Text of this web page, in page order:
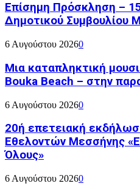
Επίσημη Πρόσκληση –
Δημοτικού Συμβουλίου
6 Αυγούστου 20260
Μια καταπληκτική
Bouka Beach – στην
6 Αυγούστου 20260
20ή επετειακή
Εθελοντών Μεσσήνης
Όλους»
6 Αυγούστου 20260